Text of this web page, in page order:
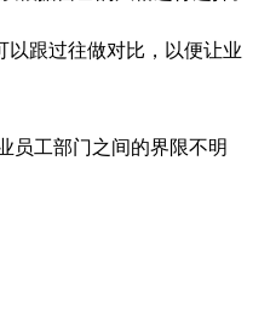
跟过往做对比，以便让业
员工部门之间的界限不明